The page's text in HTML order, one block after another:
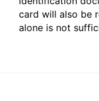
card will also be
alone is not